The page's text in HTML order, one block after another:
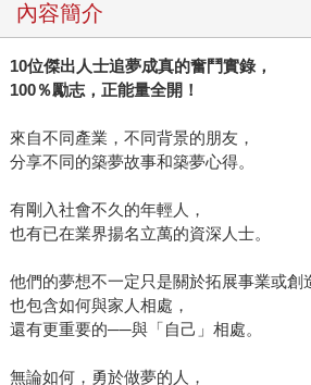
內容簡介
10位傑出人士追夢成真的奮鬥實錄，
100％勵志，正能量全開！
來自不同產業，不同背景的朋友，
分享不同的築夢故事和築夢心得。
有剛入社會不久的年輕人，
也有已在業界揚名立萬的資深人士。
他們的夢想不一定只是關於拓展事業或創
也包含如何與家人相處，
還有更重要的──與「自己」相處。
無論如何，勇於做夢的人，